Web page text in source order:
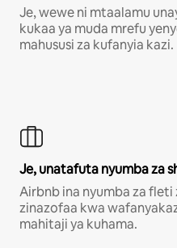
Je, wewe ni mtaalamu
kukaa ya muda mrefu
mahususi za kufanyia kazi.
Je, unatafuta nyumba za
Airbnb ina nyumba za fleti
zinazofaa kwa
mahitaji ya kuhama.